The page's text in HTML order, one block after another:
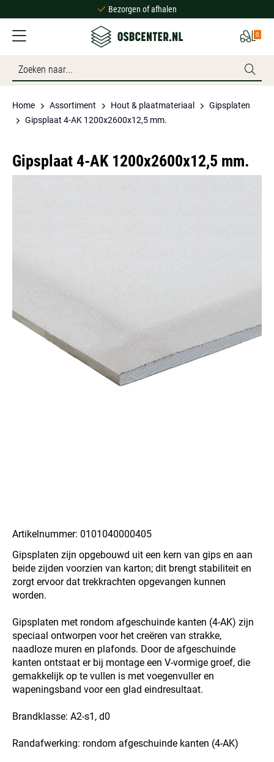
Bezorgen of afhalen
Ruime voorraad
0
Home Assortiment Hout & plaatmateriaal
Gipsplaten
Gipsplaat 4-AK 1200x2600x12,5 mm.
Artikelnummer: 0101040000405
Gipsplaten zijn opgebouwd uit een kern van gips en aan
beide zijden voorzien van karton; dit brengt stabiliteit en
zorgt ervoor dat trekkrachten opgevangen kunnen
worden.
Gipsplaten met rondom afgeschuinde kanten (4-AK) zijn
speciaal ontworpen voor het creëren van strakke,
naadloze muren en plafonds. Door de afgeschuinde
kanten ontstaat er bij montage een V-vormige groef, die
gemakkelijk op te vullen is met voegenvuller en
wapeningsband voor een glad eindresultaat.
Brandklasse: A2-s1, d0
Randafwerking: rondom afgeschuinde kanten (4-AK)
Gipsplaat 4-AK 1200x2600x12,5 mm.